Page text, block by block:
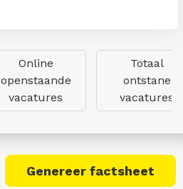
Online
openstaande
vacatures
Totaal
ontstane
vacatures
Genereer factsheet